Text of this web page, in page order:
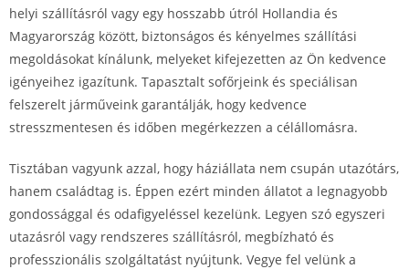
helyi szállításról vagy egy hosszabb útról Hollandia és
Magyarország között, biztonságos és kényelmes szállítási
megoldásokat kínálunk, melyeket kifejezetten az Ön kedvence
igényeihez igazítunk. Tapasztalt sofőrjeink és speciálisan
felszerelt járműveink garantálják, hogy kedvence
stresszmentesen és időben megérkezzen a célállomásra.
Tisztában vagyunk azzal, hogy háziállata nem csupán utazótárs,
hanem családtag is. Éppen ezért minden állatot a legnagyobb
gondossággal és odafigyeléssel kezelünk. Legyen szó egyszeri
utazásról vagy rendszeres szállításról, megbízható és
professzionális szolgáltatást nyújtunk. Vegye fel velünk a